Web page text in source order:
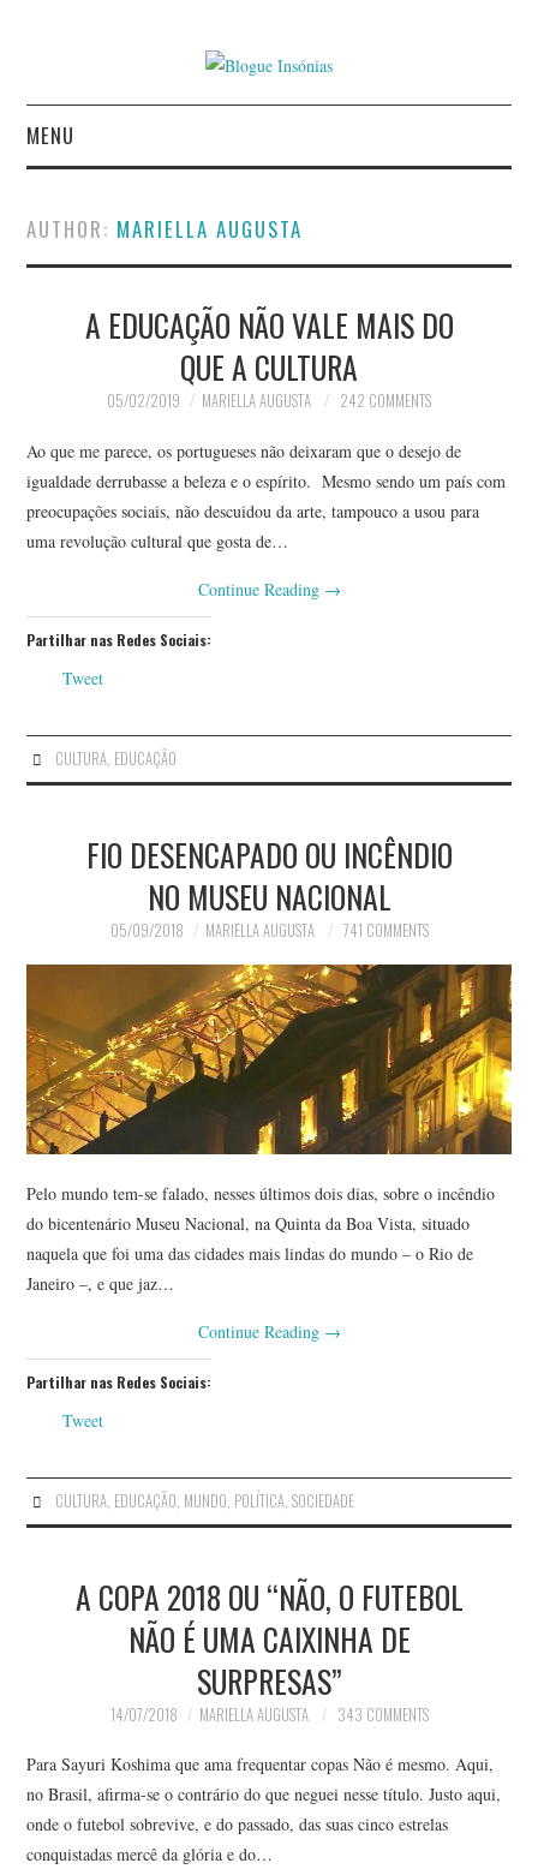
MENU
AUTORES
CONTACTO
AUTHOR: MARIELLA AUGUSTA
A EDUCAÇÃO NÃO VALE MAIS DO
QUE A CULTURA
05/02/2019 MARIELLA AUGUSTA 242 COMMENTS
Ao que me parece, os portugueses não deixaram que o desejo de
igualdade derrubasse a beleza e o espírito. Mesmo sendo um país com
preocupações sociais, não descuidou da arte, tampouco a usou para
uma revolução cultural que gosta de…
Continue Reading →
Partilhar nas Redes Sociais:
Tweet
CULTURA, EDUCAÇÃO
FIO DESENCAPADO OU INCÊNDIO
NO MUSEU NACIONAL
05/09/2018 MARIELLA AUGUSTA 741 COMMENTS
Pelo mundo tem-se falado, nesses últimos dois dias, sobre o incêndio
do bicentenário Museu Nacional, na Quinta da Boa Vista, situado
naquela que foi uma das cidades mais lindas do mundo – o Rio de
Janeiro –, e que jaz…
Continue Reading →
Partilhar nas Redes Sociais:
Tweet
CULTURA, EDUCAÇÃO, MUNDO, POLÍTICA, SOCIEDADE
A COPA 2018 OU “NÃO, O FUTEBOL
NÃO É UMA CAIXINHA DE
SURPRESAS”
14/07/2018 MARIELLA AUGUSTA 343 COMMENTS
Para Sayuri Koshima que ama frequentar copas Não é mesmo. Aqui,
no Brasil, afirma-se o contrário do que neguei nesse título. Justo aqui,
onde o futebol sobrevive, e do passado, das suas cinco estrelas
conquistadas mercê da glória e do…